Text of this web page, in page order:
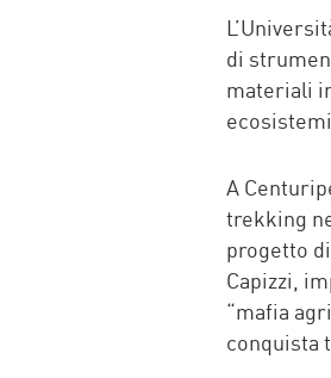
di
materiali
A
trekking
progetto
Capizzi,
“mafia
conquista